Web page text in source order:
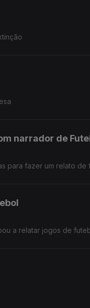
narrador de
para fazer um relato de
a relatar jogos de